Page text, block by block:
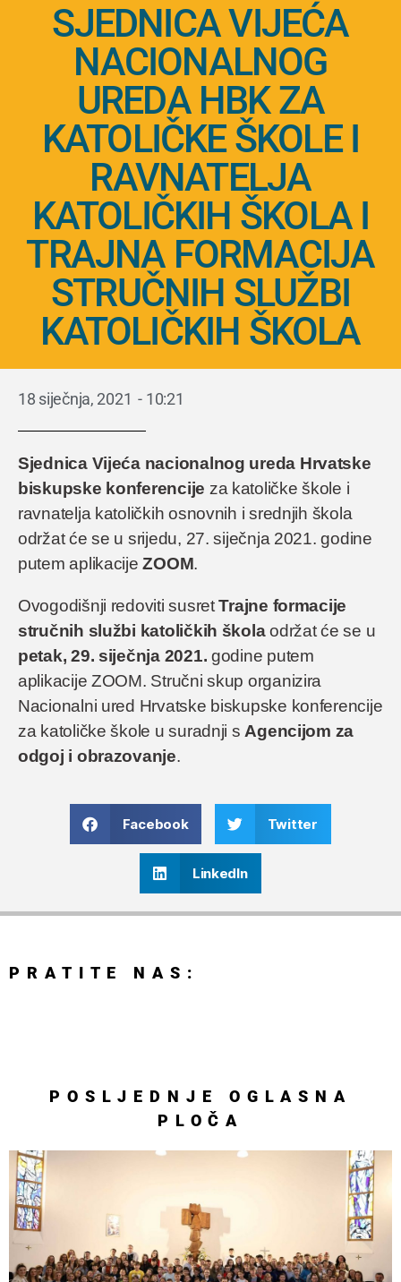
SJEDNICA VIJEĆA
NACIONALNOG
UREDA HBK ZA
KATOLIČKE ŠKOLE I
RAVNATELJA
KATOLIČKIH ŠKOLA I
TRAJNA FORMACIJA
STRUČNIH SLUŽBI
KATOLIČKIH ŠKOLA
18 siječnja, 2021 - 10:21
Sjednica Vijeća nacionalnog ureda Hrvatske
biskupske konferencije za katoličke škole i
ravnatelja katoličkih osnovnih i srednjih škola
održat će se u srijedu, 27. siječnja 2021. godine
putem aplikacijeZOOM.
Ovogodišnji redoviti susretTrajne formacije
stručnih službi katoličkih školaodržat će se u
petak, 29. siječnja 2021. godine putem
aplikacije ZOOM. Stručni skup organizira
Nacionalni ured Hrvatske biskupske konferencije
za katoličke škole u suradnji s Agencijom za
odgoj i obrazovanje.
Facebook Twitter
LinkedIn
PRATITE NAS:
POSLJEDNJE
OGLASNA
PLOČA